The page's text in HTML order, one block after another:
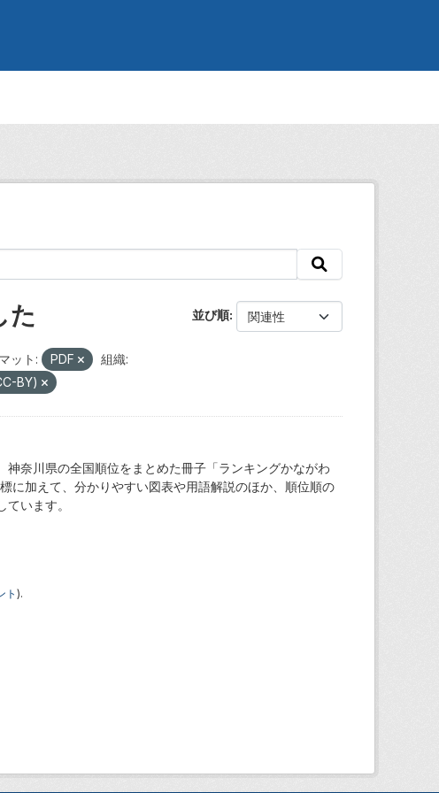
並び順
た
ット: PDF
組織:
BY)
奈川県の全国順位をまとめた冊子「ランキングかながわ
に加えて、分かりやすい図表や用語解説のほか、順位順の
います。
ト ).